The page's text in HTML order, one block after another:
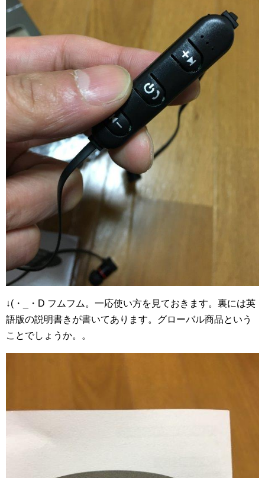
↓(・_・D フムフム。一応使い方を見ておきます。裏には英
語版の説明書きが書いてあります。グローバル商品という
ことでしょうか。。